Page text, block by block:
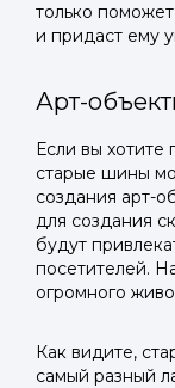
только
и придаст ему
Арт-
Если вы хотите
старые шины
создания арт-
для создания
будут
посетителей.
огромного
Как видите,
самый разный